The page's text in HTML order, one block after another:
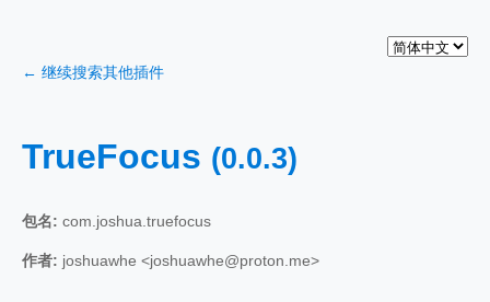
← 继续搜索其他插件
TrueFocus (0.0.3)
包名: com.joshua.truefocus
作者: joshuawhe <joshuawhe@proton.me>